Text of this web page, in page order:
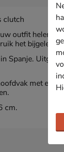
clutch
outfit
het
Spanje.
met
cm.